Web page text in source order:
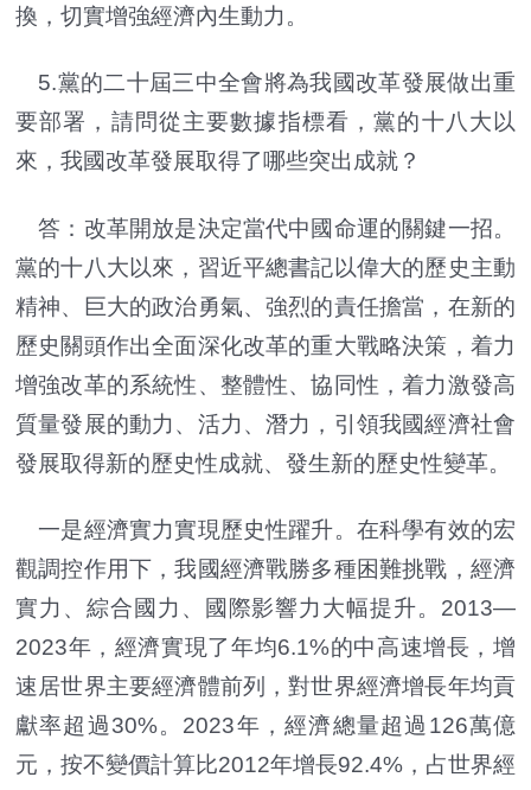
換，切實增強經濟內生動力。
5.黨的二十屆三中全會將為我國改革發展做出重
要部署，請問從主要數據指標看，黨的十八大以
來，我國改革發展取得了哪些突出成就？
答：改革開放是決定當代中國命運的關鍵一招。
黨的十八大以來，習近平總書記以偉大的歷史主動
精神、巨大的政治勇氣、強烈的責任擔當，在新的
歷史關頭作出全面深化改革的重大戰略決策，着力
增強改革的系統性、整體性、協同性，着力激發高
質量發展的動力、活力、潛力，引領我國經濟社會
發展取得新的歷史性成就、發生新的歷史性變革。
一是經濟實力實現歷史性躍升。在科學有效的宏
觀調控作用下，我國經濟戰勝多種困難挑戰，經濟
實力、綜合國力、國際影響力大幅提升。2013—
2023年，經濟實現了年均6.1%的中高速增長，增
速居世界主要經濟體前列，對世界經濟增長年均貢
獻率超過30%。2023年，經濟總量超過126萬億
元，按不變價計算比2012年增長92.4%，占世界經